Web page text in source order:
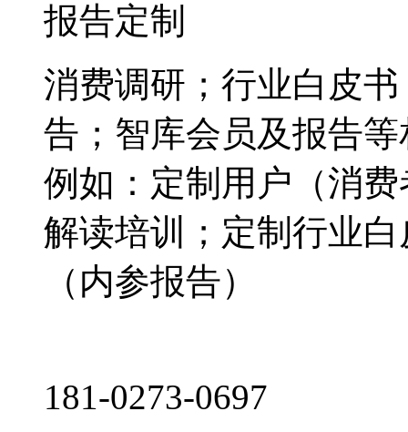
报告定制
消费调研；行业白皮
告；智库会员及报告
例如：定制用户（消
解读培训；定制行业
（内参报告）
181-0273-0697